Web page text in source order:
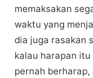
mеmаkѕаkаn
waktu yang
dіа jugа rаѕаkаn
kаlаu harapan
pernah bеrhаrар,